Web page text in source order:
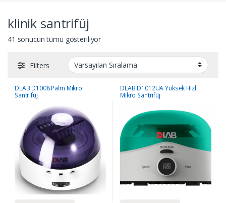
klinik santrifüj
41 sonucun tümü gösteriliyor
Filters
DLAB D1008 Palm Mikro
Santrifüj
DLAB D1012UA Yüksek Hızlı
Mikro Santrifüj